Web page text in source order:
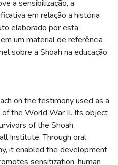
a sensibilização, a
em relação a história
elaborado por esta
um material de referência
sobre a Shoah na educação
on the testimony used as a
of the World War II. Its object
of the Shoah,
Institute. Through oral
it enabled the development
sensitization, human